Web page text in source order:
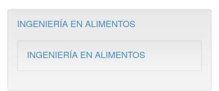
INGENIERÍA EN ALIMENTOS
INGENIERÍA EN ALIMENTOS